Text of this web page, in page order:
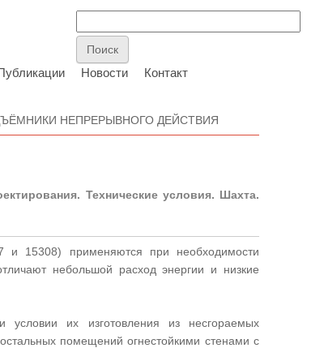
Новости Контакт
НЕПРЕРЫВНОГО ДЕЙСТВИЯ
Технические условия. Шахта.
и 15308) применяются при необходимости
небольшой расход энергии и низкие
условии их изготовления из несгораемых
помещений огнестойкими стенами с